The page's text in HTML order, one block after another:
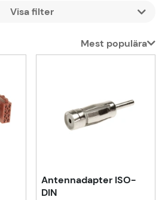
Filtrera
Mest populära
Antennadapter ISO-
DIN